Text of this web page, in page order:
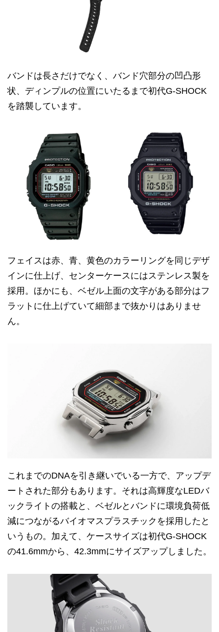
バンドは長さだけでなく、バンド穴部分の凹凸形
状、ディンプルの位置にいたるまで初代G-SHOCK
を踏襲しています。
フェイスは赤、青、黄色のカラーリングを同じデザ
インに仕上げ、センターケースにはステンレス製を
採用。ほかにも、ベゼル上面の文字がある部分はフ
ラットに仕上げていて細部まで抜かりはありませ
ん。
これまでのDNAを引き継いでいる一方で、アップデ
ートされた部分もあります。それは高輝度なLEDバ
ックライトの搭載と、ベゼルとバンドに環境負荷低
減につながるバイオマスプラスチックを採用したと
いうもの。加えて、ケースサイズは初代G-SHOCK
の41.6mmから、42.3mmにサイズアップしました。